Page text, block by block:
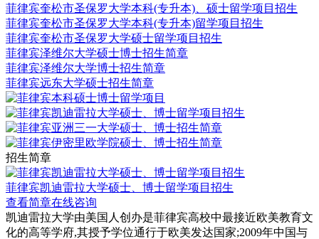
菲律宾奎松市圣保罗大学本科(专升本)、硕士留学项目招生
菲律宾奎松市圣保罗大学本科(专升本)留学项目招生
菲律宾奎松市圣保罗大学硕士留学项目招生
菲律宾泽维尔大学硕士博士招生简章
菲律宾泽维尔大学博士招生简章
菲律宾远东大学硕士招生简章
招生简章
菲律宾凯迪雷拉大学硕士、博士留学项目招生
查看简章在线咨询
凯迪雷拉大学由美国人创办是菲律宾高校中最接近欧美教育文
化的高等学府,其授予学位通行于欧美发达国家;2009年中国与